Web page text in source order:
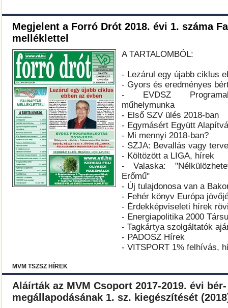
Megjelent a Forró Drót 2018. évi 1. száma
melléklettel
A TARTALOMBÓL:
- Lezárul egy újabb ciklus
- Gyors és eredményes
- EVDSZ
műhelymunka
- Első SZV ülés 2018-ban
- Egymásért Együtt
- Mi mennyi 2018-ban?
- SZJA: Bevallás vagy
- Költözött a LIGA, hírek
- Valaska:
Erőmű"
- Új tulajdonosa van a
- Fehér könyv Európa
- Érdekképviseleti hírek
- Energiapolitika 2000
- Tagkártya szolgáltatók
- PADOSZ Hírek
- VITSPORT 1% felhívás,
MVM TSZSZ HÍREK
Aláírták az MVM Csoport 2017-2019. évi
megállapodásának 1. sz. kiegészítését